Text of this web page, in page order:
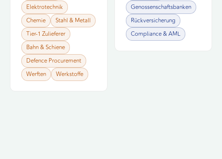
Elektrotechnik
Chemie
Stahl & Metall
Tier-1 Zulieferer
Bahn & Schiene
Defence Procurement
Werften
Werkstoffe
Genossenschaftsbanken
Rückversicherung
Compliance & AML